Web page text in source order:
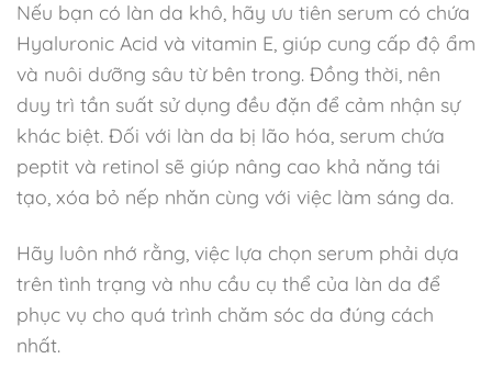
Nếu bạn có làn da khô, hãy ưu tiên serum có chứa
Hyaluronic Acid và vitamin E, giúp cung cấp độ ẩm
và nuôi dưỡng sâu từ bên trong. Đồng thời, nên
duy trì tần suất sử dụng đều đặn để cảm nhận sự
khác biệt. Đối với làn da bị lão hóa, serum chứa
peptit và retinol sẽ giúp nâng cao khả năng tái
tạo, xóa bỏ nếp nhăn cùng với việc làm sáng da.
Hãy luôn nhớ rằng, việc lựa chọn serum phải dựa
trên tình trạng và nhu cầu cụ thể của làn da để
phục vụ cho quá trình chăm sóc da đúng cách
nhất.